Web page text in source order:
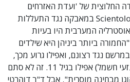
החלוצית של 'ועדת האזרחים
לזכויות האדם' בחסות Scientology במאבקה נגד התעללות
המערבית היו בעיות
ביותר ביניהן היא שילדים
נגד רצונם, ואפילו גרוע מכך,
מאוימים ב-ECT (טיפול בנזעי חשמל) אפילו בגיל 11. זה לא סתם
מבחינה מוסרית". אבל ד"ר דוהרטי